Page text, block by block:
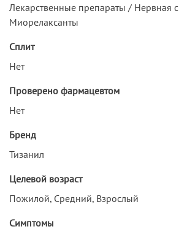
Лекарственные препараты / Нервная
Миорелаксанты
Сплит
Нет
Проверено фармацевтом
Нет
Бренд
Тизанил
Целевой возраст
Пожилой, Средний, Взрослый
Симптомы